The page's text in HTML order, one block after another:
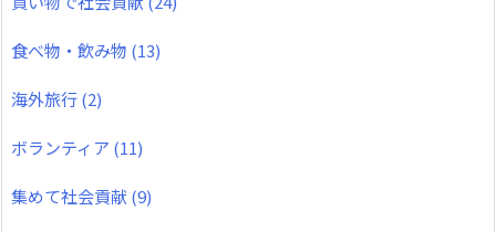
食べ物・飲み物 (13)
海外旅行(2)
ボランティア (11)
集めて社会貢献 (9)